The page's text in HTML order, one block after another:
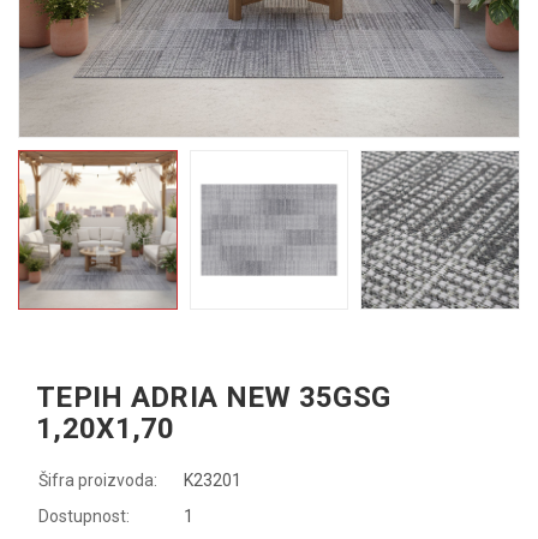
TEPIH ADRIA NEW 35GSG
1,20X1,70
Šifra proizvoda:
K23201
Dostupnost:
1